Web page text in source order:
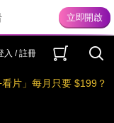
入 / 註冊
看片」每月只要 $199？